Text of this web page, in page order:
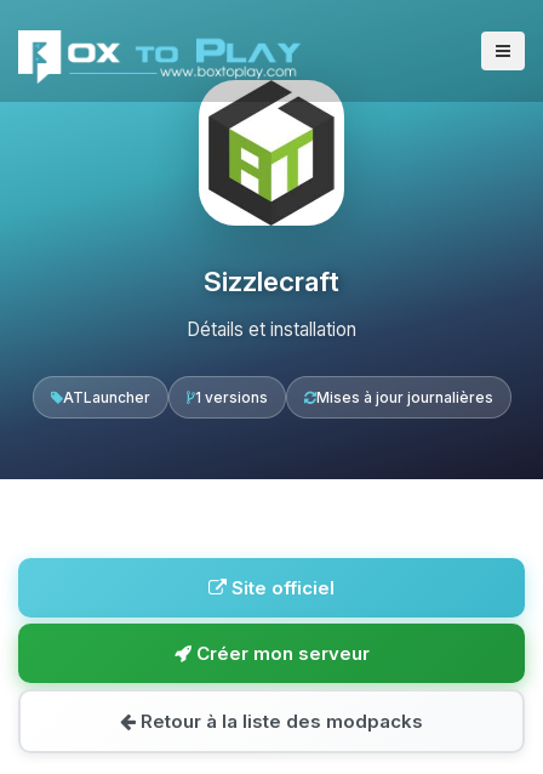
Sizzlecraft
Détails et installation
ATLauncher 1 versions Mises à jour journalières
Site officiel
Créer mon serveur
Retour à la liste des modpacks